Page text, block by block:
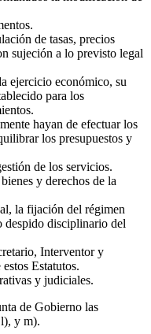
de tasas, precios
sujeción a lo previsto legal
ejercicio económico, su
para los
hayan de efectuar los
los presupuestos y
de los servicios.
y derechos de la
la fijación del régimen
despido disciplinario del
Interventor y
Estatutos.
y judiciales.
de Gobierno las
l), y m).